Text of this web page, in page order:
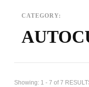
CATEGORY:
Showing: 1 - 7 of 7